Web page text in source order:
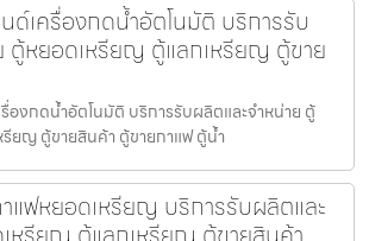
ด์เครื่องกดน้ำอัตโนมัติ บริการรับ
ตู้หยอดเหรียญ ตู้แลกเหรียญ ตู้ขาย
องกดน้ำอัตโนมัติ บริการรับผลิตและจำหน่าย ตู้
ยญ ตู้ขายสินค้า ตู้ขายกาแฟ ตู้น้ำ
แฟหยอดเหรียญ บริการรับผลิตและ